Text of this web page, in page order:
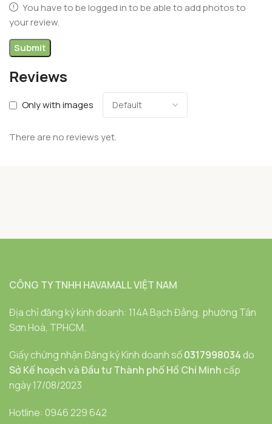
Reviews
Only with images
There are no reviews yet.
You have to be logged in to be able to add photos to
your review.
CÔNG TY TNHH HAVAMALL VIỆT NAM
Địa chỉ đăng ký kinh doanh: 114A Bạch Đằng, phường Tân
Sơn Hoà, TPHCM.
Giấy chứng nhận Đăng ký Kinh doanh số0317998034 do
Sở Kế hoạch và Đầu tư Thành phố Hồ Chí Minh cấp
ngày 17/08/2023
Hotline: 0946 229 642